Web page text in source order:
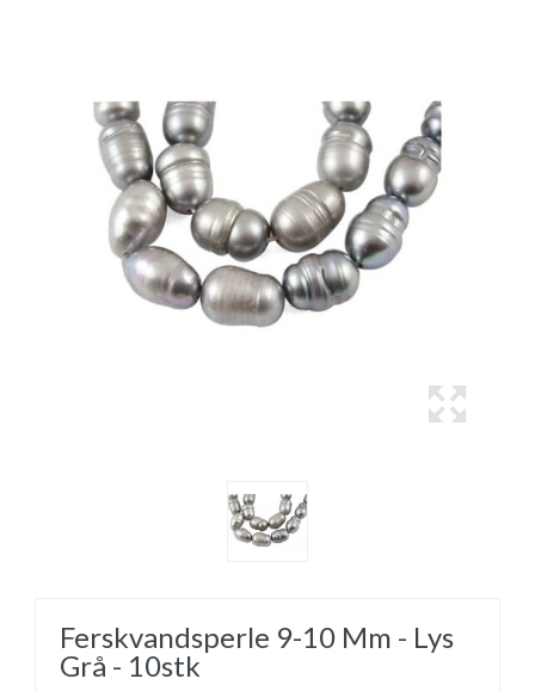
Ferskvandsperle 9-10 Mm - Lys
Grå - 10stk